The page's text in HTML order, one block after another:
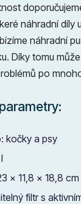
náhradní díly
náhradní
Díky tomu
po
kočky a psy
× 11,8 × 18,8 cm
filtr s